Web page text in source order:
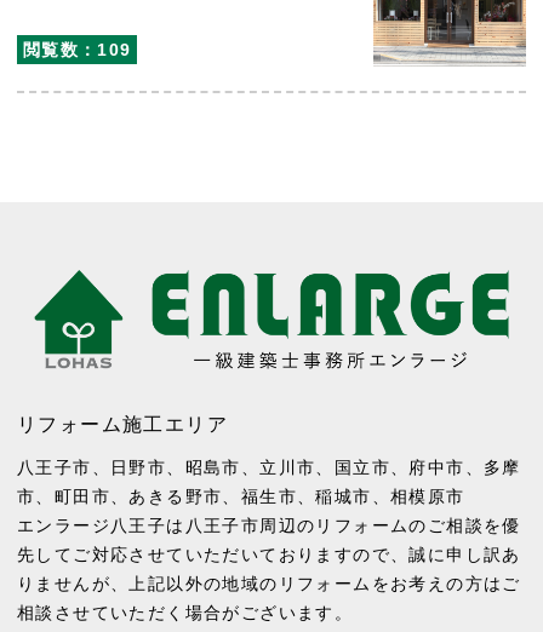
閲覧数：109
リフォーム施工エリア
八王子市 日野市 昭島市 立川市 国立市 府中市
多摩
市
町田市 あきる野市 福生市 、稲城市 、相模原市
エンラージ八王子は八王子市周辺のリフォームのご相談を優
先してご対応させていただいておりますので、誠に申し訳あ
りませんが、上記以外の地域のリフォームをお考えの方はご
相談させていただく場合がございます。